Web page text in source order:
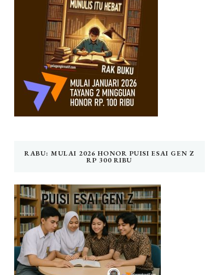
RABU: MULAI 2026 HONOR PUISI ESAI GEN Z
RP 300 RIBU